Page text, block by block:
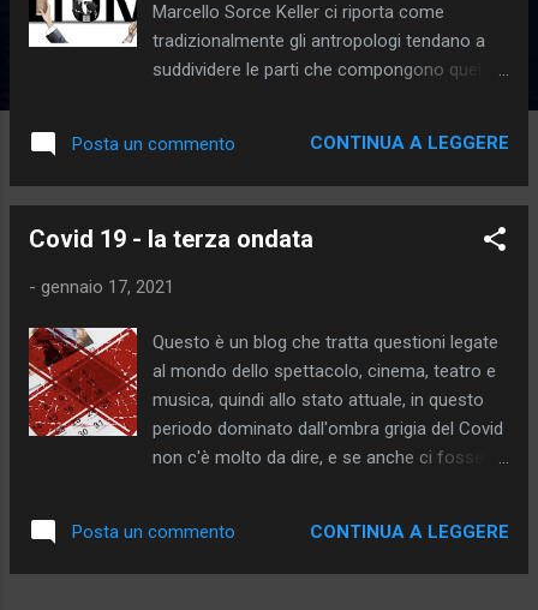
Marcello Sorce Keller ci riporta come
tradizionalmente gli antropologi tendano a
suddividere le parti che compongono quel
ci dicono quali sono le tre componenti che
intervengono nella sua costituzione: una
utensili; un sistema socio-economico di
ossia religione, arte e linguaggio proprio di
cultura è quel conglomerato stratificato nel
tempo di queste componenti che
interagiscono tra loro. Come ci ricorda
anche Mario Vargas Llosa: " La cultura non è
la somma di parecchie attività, ma un modo
sono importanti quanto il contenuto. La
Posta un commento CONTINUA A LEGGERE
Covid 19 - la terza ondata
- gennaio 17, 2021
Questo è un blog che tratta questioni legate
al mondo dello spettacolo, cinema, teatro e
musica, quindi allo stato attuale, in questo
periodo dominato dall'ombra grigia del Covid
non c'è molto da dire, e se anche ci fossero
passato recente mi sono occupato di
scrivere, in questa sede, un articolo riguardo
Posta un commento CONTINUA A LEGGERE